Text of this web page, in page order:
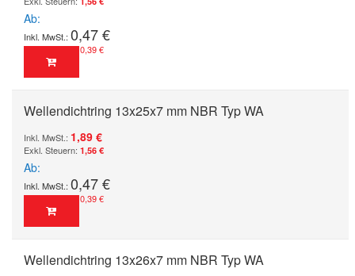
Ab
0,47 €
0,39 €
Wellendichtring 13x25x7 mm NBR Typ WA
1,89 €
1,56 €
Ab
0,47 €
0,39 €
Wellendichtring 13x26x7 mm NBR Typ WA